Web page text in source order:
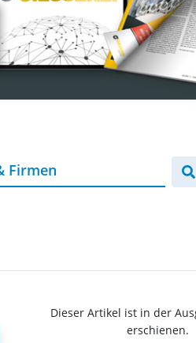
Firmen
Dieser Artikel ist in der
erschienen.